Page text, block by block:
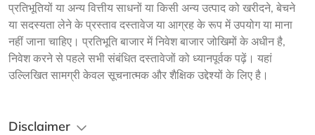
प्रतिभूतियों या अन्य वित्तीय साधनों या किसी अन्य उत्पाद को खरीदने, बेचने
या सदस्यता लेने के प्रस्ताव दस्तावेज या आग्रह के रूप में उपयोग या माना
नहीं जाना चाहिए। प्रतिभूति बाजार में निवेश बाजार जोखिमों के अधीन है,
निवेश करने से पहले सभी संबंधित दस्तावेजों को ध्यानपूर्वक पढ़ें। यहां
उल्लिखित सामग्री केवल सूचनात्मक और शैक्षिक उद्देश्यों के लिए है।
Disclaimer